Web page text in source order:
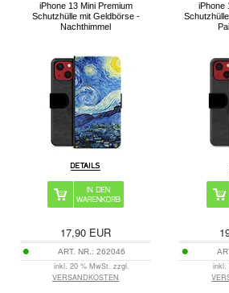
iPhone 13 Mini Premium
Schutzhülle mit Geldbörse -
Nachthimmel
17,90 EUR
ART. NR.:262046
inkl. 20 % MwSt. zzgl.
VERSANDKOSTEN
iPhone
inkl.